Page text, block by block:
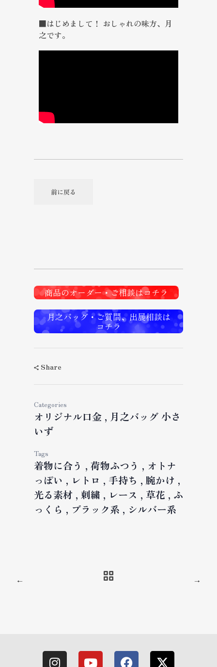
■はじめまして！ おしゃれの味方、月
之です。
商品のオーダー・ご相談はコチラ
月之バッグ・ご質問、出展相談は
コチラ
Share
Categories
オリジナル口金
月之バッグ 小さ
いず
Tags
着物に合う 荷物ふつう
オトナ
っぽい
レトロ 手持ち
腕かけ
光る素材
刺繍 レース 草花
ふ
っくら
ブラック系 シルバー系